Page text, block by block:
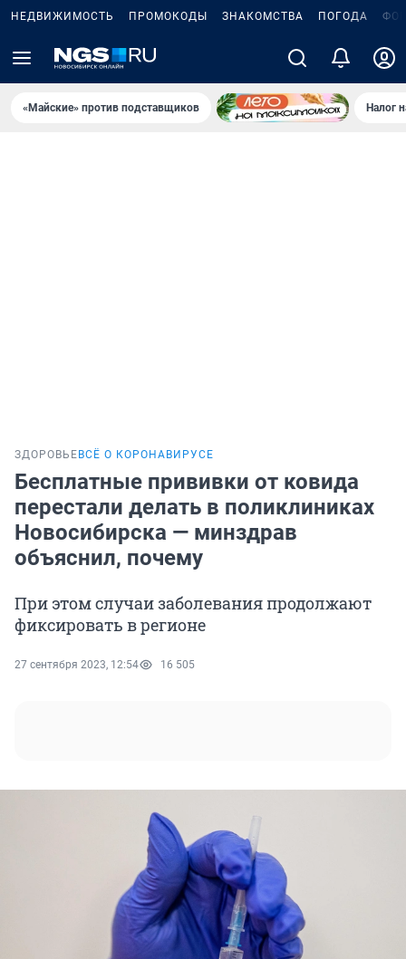
НЕДВИЖИМОСТЬ ПРОМОКОДЫ ЗНАКОМСТВА ПОГОДА
«Майские» против подставщиков Налог
ЗДОРОВЬЕ ВСЁ О КОРОНАВИРУСЕ
Бесплатные прививки от ковида
перестали делать в поликлиниках
Новосибирска — минздрав
объяснил, почему
При этом случаи заболевания продолжают
фиксировать в регионе
27 сентября 2023, 12:54 16 505